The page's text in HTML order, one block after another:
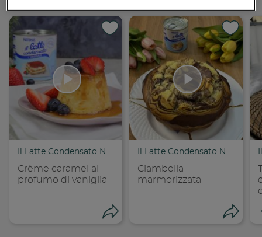
Il Latte Condensato Nestlé
Crème caramel al
profumo di vaniglia
Il Latte Condensato Nestlé
Ciambella
marmorizzata